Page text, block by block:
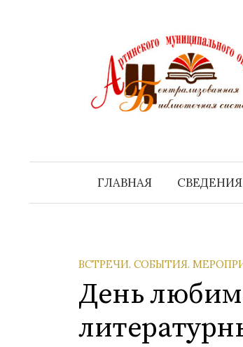
ГЛАВНАЯ
ВСТРЕЧИ. СОБЫТИЯ.
День